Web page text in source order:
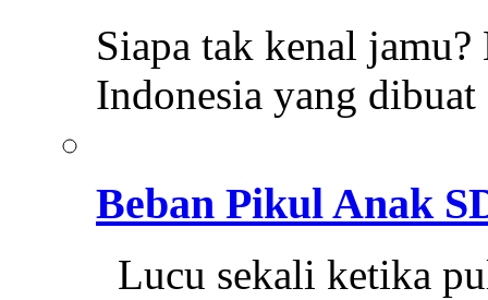
Siapa tak kenal
Indonesia yang
Beban Pikul Anak
Lucu sekali ketika